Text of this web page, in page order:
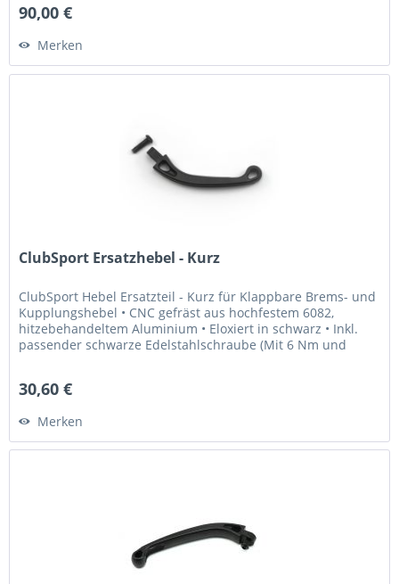
90,00 €
Merken
ClubSport Ersatzhebel - Kurz
ClubSport Hebel Ersatzteil - Kurz für Klappbare Brems- und
Kupplungshebel • CNC gefräst aus hochfestem 6082,
hitzebehandeltem Aluminium • Eloxiert in schwarz • Inkl.
passender schwarze Edelstahlschraube (Mit 6 Nm und
30,60 €
Merken